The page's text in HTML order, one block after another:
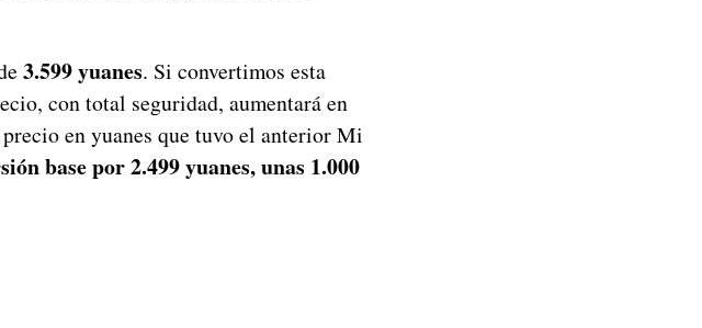
3.599 yuanes. Si convertimos esta
con total seguridad, aumentará en
en yuanes que tuvo el anterior Mi
base por 2.499 yuanes, unas 1.000